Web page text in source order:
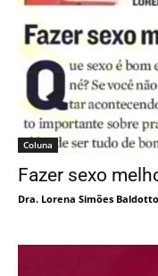
Coluna
Fazer sexo
Dra. Lorena Simões Baldotto